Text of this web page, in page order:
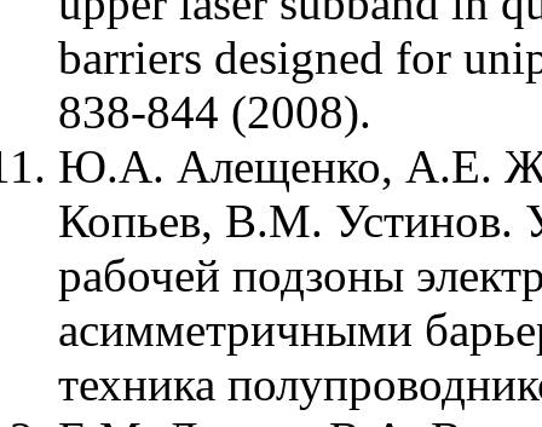
barriers designed for
838-844 (2008).
Ю.А. Алещенко, А.Е.
Копьев, В.М. Устинов.
рабочей подзоны
асимметричными
техника